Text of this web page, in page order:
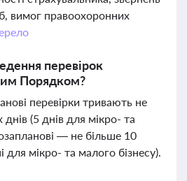
вимог правоохоронних
перевірок
Порядком?
перевірки тривають не
(5 днів для мікро- та
— не більше 10
для мікро- та малого бізнесу).